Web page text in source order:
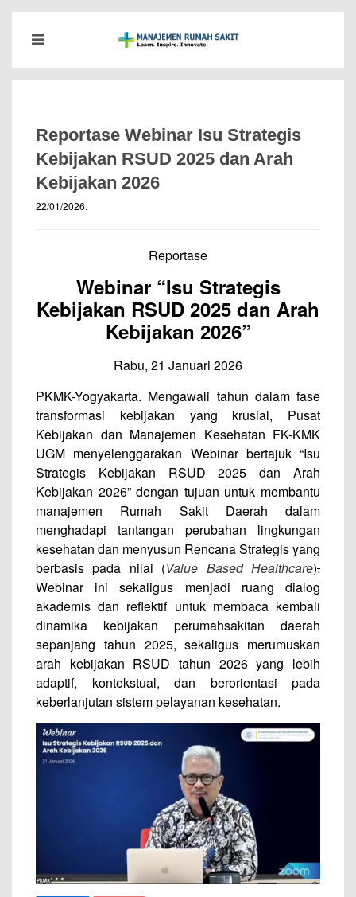
Reportase Webinar Isu Strategis
Kebijakan RSUD 2025 dan Arah
Kebijakan 2026
22/01/2026.
Reportase
Webinar “Isu Strategis
Kebijakan RSUD 2025 dan Arah
Kebijakan 2026”
Rabu, 21 Januari 2026
PKMK-Yogyakarta. Mengawali tahun dalam fase
transformasi kebijakan yang krusial, Pusat
Kebijakan dan Manajemen Kesehatan FK-KMK
UGM menyelenggarakan Webinar bertajuk “Isu
Strategis Kebijakan RSUD 2025 dan Arah
Kebijakan 2026” dengan tujuan untuk membantu
manajemen Rumah Sakit Daerah dalam
menghadapi tantangan perubahan lingkungan
kesehatan dan menyusun Rencana Strategis yang
berbasis pada nilai (Value Based Healthcare).
Webinar ini sekaligus menjadi ruang dialog
akademis dan reflektif untuk membaca kembali
dinamika kebijakan perumahsakitan daerah
sepanjang tahun 2025, sekaligus merumuskan
arah kebijakan RSUD tahun 2026 yang lebih
adaptif, kontekstual, dan berorientasi pada
keberlanjutan sistem pelayanan kesehatan.